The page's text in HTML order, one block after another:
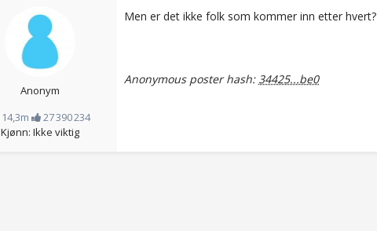
Anonym
14,3m
27 390 234
Kjønn: Ikke viktig
Men er det ikke folk som kommer inn etter hvert?
Anonymous poster hash:34425...be0